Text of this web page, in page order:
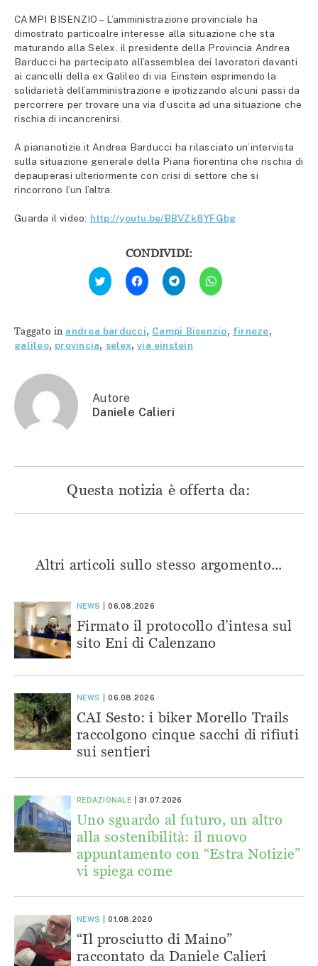
CAMPI BISENZIO – L’amministrazione provinciale ha
dimostrato particoalre interesse alla situazione che sta
maturando alla Selex. il presidente della Provincia Andrea
Barducci ha partecipato all’assemblea dei lavoratori davanti
ai cancelli della ex Galileo di via Einstein esprimendo la
solidarietà dell’amministrazione e ipotizzando alcuni passi da
percorrere per trovare una via d’uscita ad una situazione che
rischia di incancrenirsi.
A piananotizie.it Andrea Barducci ha rilasciato un’intervista
sulla situazione generale della Piana fiorentina che rischia di
depauperasi ulteriormente con crisi di settore che si
rincorrono l’un l’altra.
Guarda il video: http://youtu.be/BBVZk8YFGbg
CONDIVIDI:
Fai
clic
qui
Twitter
(Si
apre
in
Fai
clic
per
condividere
(Si
apre
in
una
Fai
clic
per
condividere
(Si
apre
in
una
Fai
clic
per
(Si
apre
Taggato in andrea barducci, Campi Bisenzio, firneze,
galileo, provincia, selex,via einstein
Autore
Daniele Calieri
Questa notizia è offerta da:
Altri articoli sullo stesso argomento...
NEWS 06.08.2026
Firmato il protocollo d’intesa sul
sito Eni di Calenzano
NEWS 06.08.2026
CAI Sesto: i biker Morello Trails
raccolgono cinque sacchi di rifiuti
sui sentieri
REDAZIONALE 31.07.2026
Uno sguardo al futuro, un altro
alla sostenibilità: il nuovo
appuntamento con “Estra Notizie”
vi spiega come
NEWS 01.08.2020
“Il prosciutto di Maino”
raccontato da Daniele Calieri